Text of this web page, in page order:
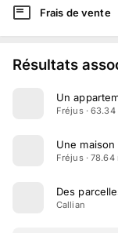
Frais de vente
Résultats
Un
Fréjus · 63.34
Une
Fréjus · 78.64
Des
Callian